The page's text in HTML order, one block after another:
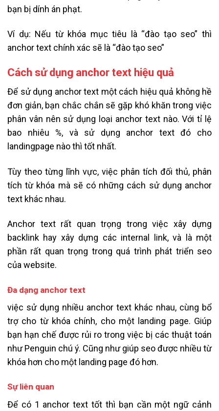
bạn bị dính án phạt.
Ví dụ: Nếu từ khóa mục tiêu là “đào tạo seo” thì
anchor text chính xác sẽ là “đào tạo seo”
Cách sử dụng anchor text hiệu quả
Để sử dụng anchor text một cách hiệu quả không hề
đơn giản, bạn chắc chắn sẽ gặp khó khăn trong việc
phân vân nên sử dụng loại anchor text nào. Với tỉ lệ
bao nhiêu %, và sử dụng anchor text đó cho
landingpage nào thì tốt nhất.
Tùy theo từng lĩnh vực, việc phân tích đối thủ, phân
tích từ khóa mà sẽ có những cách sử dụng anchor
text khác nhau.
Anchor text rất quan trọng trong việc xây dựng
backlink hay xây dựng các internal link, và là một
phần rất quan trọng trong quá trình phát triển seo
của website.
Đa dạng anchor text
việc sử dụng nhiều anchor text khác nhau, cùng bổ
trợ cho từ khóa chính, cho một landing page. Giúp
bạn hạn chế được rủi ro trong việc bị các thuật toán
như Penguin chú ý. Cũng như giúp seo được nhiều từ
khóa hơn cho một landing page đó hơn.
Sự liên quan
Để có 1 anchor text tốt thì bạn cần một ngữ cảnh